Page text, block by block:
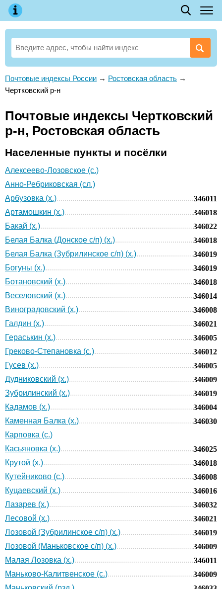
Почтовые индексы России → Ростовская область →
Чертковский р-н
Почтовые индексы Чертковский
р-н, Ростовская область
Населенные пункты и посёлки
Алексеево-Лозовское (с.)
Анно-Ребриковская (сл.)
Арбузовка (х.)
346011
Артамошкин (х.)
346018
Бакай (х.)
346022
Белая Балка (Донское с/п) (х.)
346018
Белая Балка (Зубрилинское с/п) (х.)
346019
Богуны (х.)
346019
Ботановский (х.)
346018
Веселовский (х.)
346014
Виноградовский (х.)
346008
Галдин (х.)
346021
Гераськин (х.)
346005
Греково-Степановка (с.)
346012
Гусев (х.)
346005
Дудниковский (х.)
346009
Зубрилинский (х.)
346019
Кадамов (х.)
346004
Каменная Балка (х.)
346030
Карповка (с.)
Касьяновка (х.)
346025
Крутой (х.)
346018
Кутейниково (с.)
346008
Куцаевский (х.)
346016
Лазарев (х.)
346032
Лесовой (х.)
346021
Лозовой (Зубрилинское с/п) (х.)
346019
Лозовой (Маньковское с/п) (х.)
346009
Малая Лозовка (х.)
346011
Маньково-Калитвенское (с.)
346009